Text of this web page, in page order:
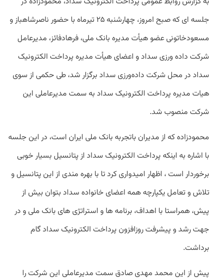
جلسه ای که صبح امروز، چهارشنبه ۲۵ تیرماه با حضور ناصرشاهباز و
مسعودخاتونی عضو هیأت مدیره بانک ملی، فرهادفائز، مدیرعامل
شرکت داده ورزی سداد و اعضای هیأت مدیره پرداخت الکترونیک
سداد در محل شرکت داده‌ورزی سداد برگزار شد، طی حکمی از سوی
هیات مدیره پرداخت الکترونیک سداد به سمت مدیرعاملی این
شرکت منصوب شد.
محمودزاده که از مدیران باتجربه بانک ملی ایران است، در این جلسه
با اشاره به اینکه پرداخت الکترونیک سداد از پتانسیل بسیار خوبی
برخوردار است ، اظهار امیدواری کرد تا با بهره مندی از این پتانسیل و
تلاش و تعامل یکپارچه همه اعضای خانواده سداد بتوان بیش از
پیش، همراستا با اهداف، برنامه ها و استراتژی های بانک ملی و در
جهت رشد و پیشرفت روزافزون پرداخت الکترونیک سداد گام
برداشت.
پیش از این محمد مهدی صادق سمت مدیرعاملی این شرکت را